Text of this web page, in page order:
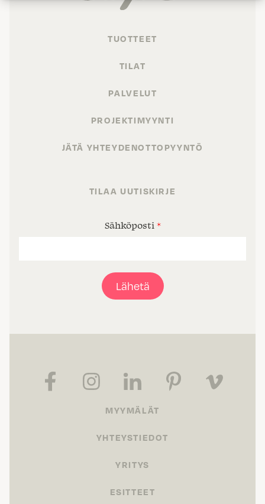
TUOTTEET
TILAT
PALVELUT
PROJEKTIMYYNTI
JÄTÄ YHTEYDENOTTOPYYNTÖ
TILAA UUTISKIRJE
Sähköposti *
Lähetä
MYYMÄLÄT
YHTEYSTIEDOT
YRITYS
ESITTEET